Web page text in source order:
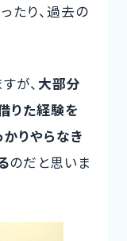
たり、過去の
が、 大部分
りた経験を
かりやらなき
のだと思いま